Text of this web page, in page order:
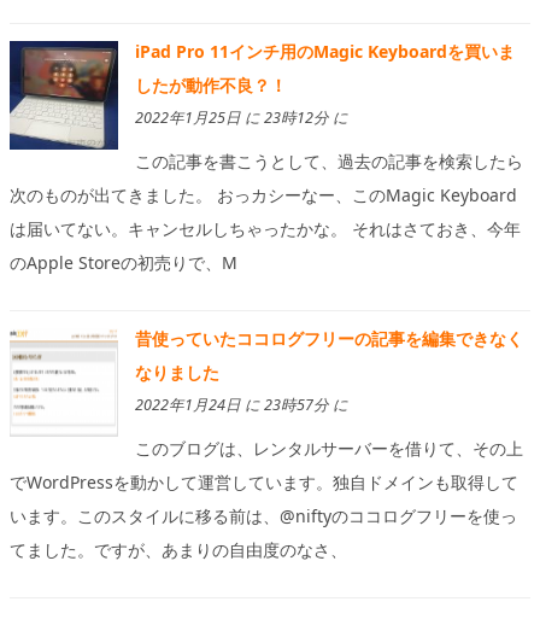
iPad Pro 11インチ用のMagic Keyboardを買いま
したが動作不良？！
2022年1月25日 に 23時12分 に
この記事を書こうとして、過去の記事を検索したら
次のものが出てきました。 おっカシーなー、このMagic Keyboard
は届いてない。キャンセルしちゃったかな。 それはさておき、今年
のApple Storeの初売りで、M
昔使っていたココログフリーの記事を編集できなく
なりました
2022年1月24日 に 23時57分 に
このブログは、レンタルサーバーを借りて、その上
でWordPressを動かして運営しています。独自ドメインも取得して
います。このスタイルに移る前は、@niftyのココログフリーを使っ
てました。ですが、あまりの自由度のなさ、